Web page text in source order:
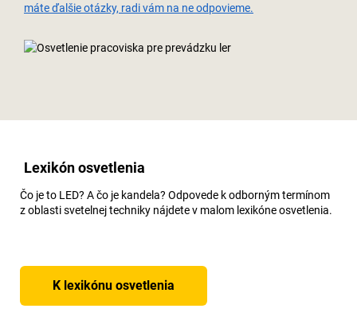
máte ďalšie otázky, radi vám na ne odpovieme.
Lexikón osvetlenia
Čo je to LED? A čo je kandela? Odpovede k odborným termínom
z oblasti svetelnej techniky nájdete v malom lexikóne osvetlenia.
K lexikónu osvetlenia